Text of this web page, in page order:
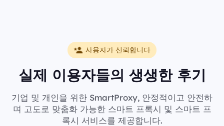
사용자가 신뢰합니다
실제 이용자들의 생생한 후기
기업 및 개인을 위한 SmartProxy, 안정적이고 안전하
며 고도로 맞춤화 가능한 스마트 프록시 및 스마트 프
록시 서비스를 제공합니다.